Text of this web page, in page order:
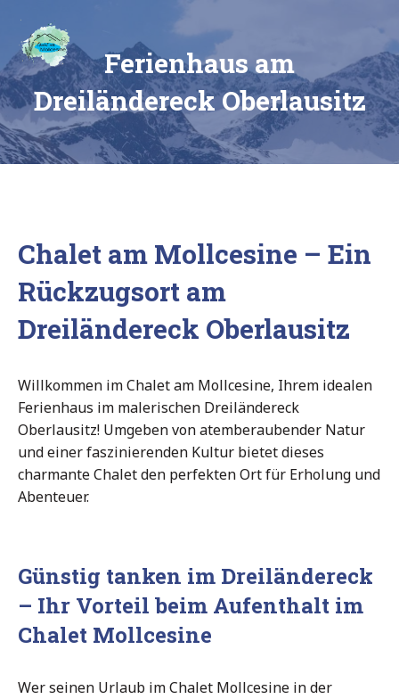
content
Ferienhaus
am See
Chalet
am
Mollcesine
im
Oberlausitzer
Dreiländereck
Ferienhaus am
Dreiländereck Oberlausitz
Chalet am Mollcesine – Ein
Rückzugsort am
Dreiländereck Oberlausitz
Willkommen im Chalet am Mollcesine, Ihrem idealen
Ferienhaus im malerischen Dreiländereck
Oberlausitz! Umgeben von atemberaubender Natur
und einer faszinierenden Kultur bietet dieses
charmante Chalet den perfekten Ort für Erholung und
Abenteuer.
Günstig tanken im Dreiländereck
– Ihr Vorteil beim Aufenthalt im
Chalet Mollcesine
Wer seinen Urlaub im Chalet Mollcesine in der